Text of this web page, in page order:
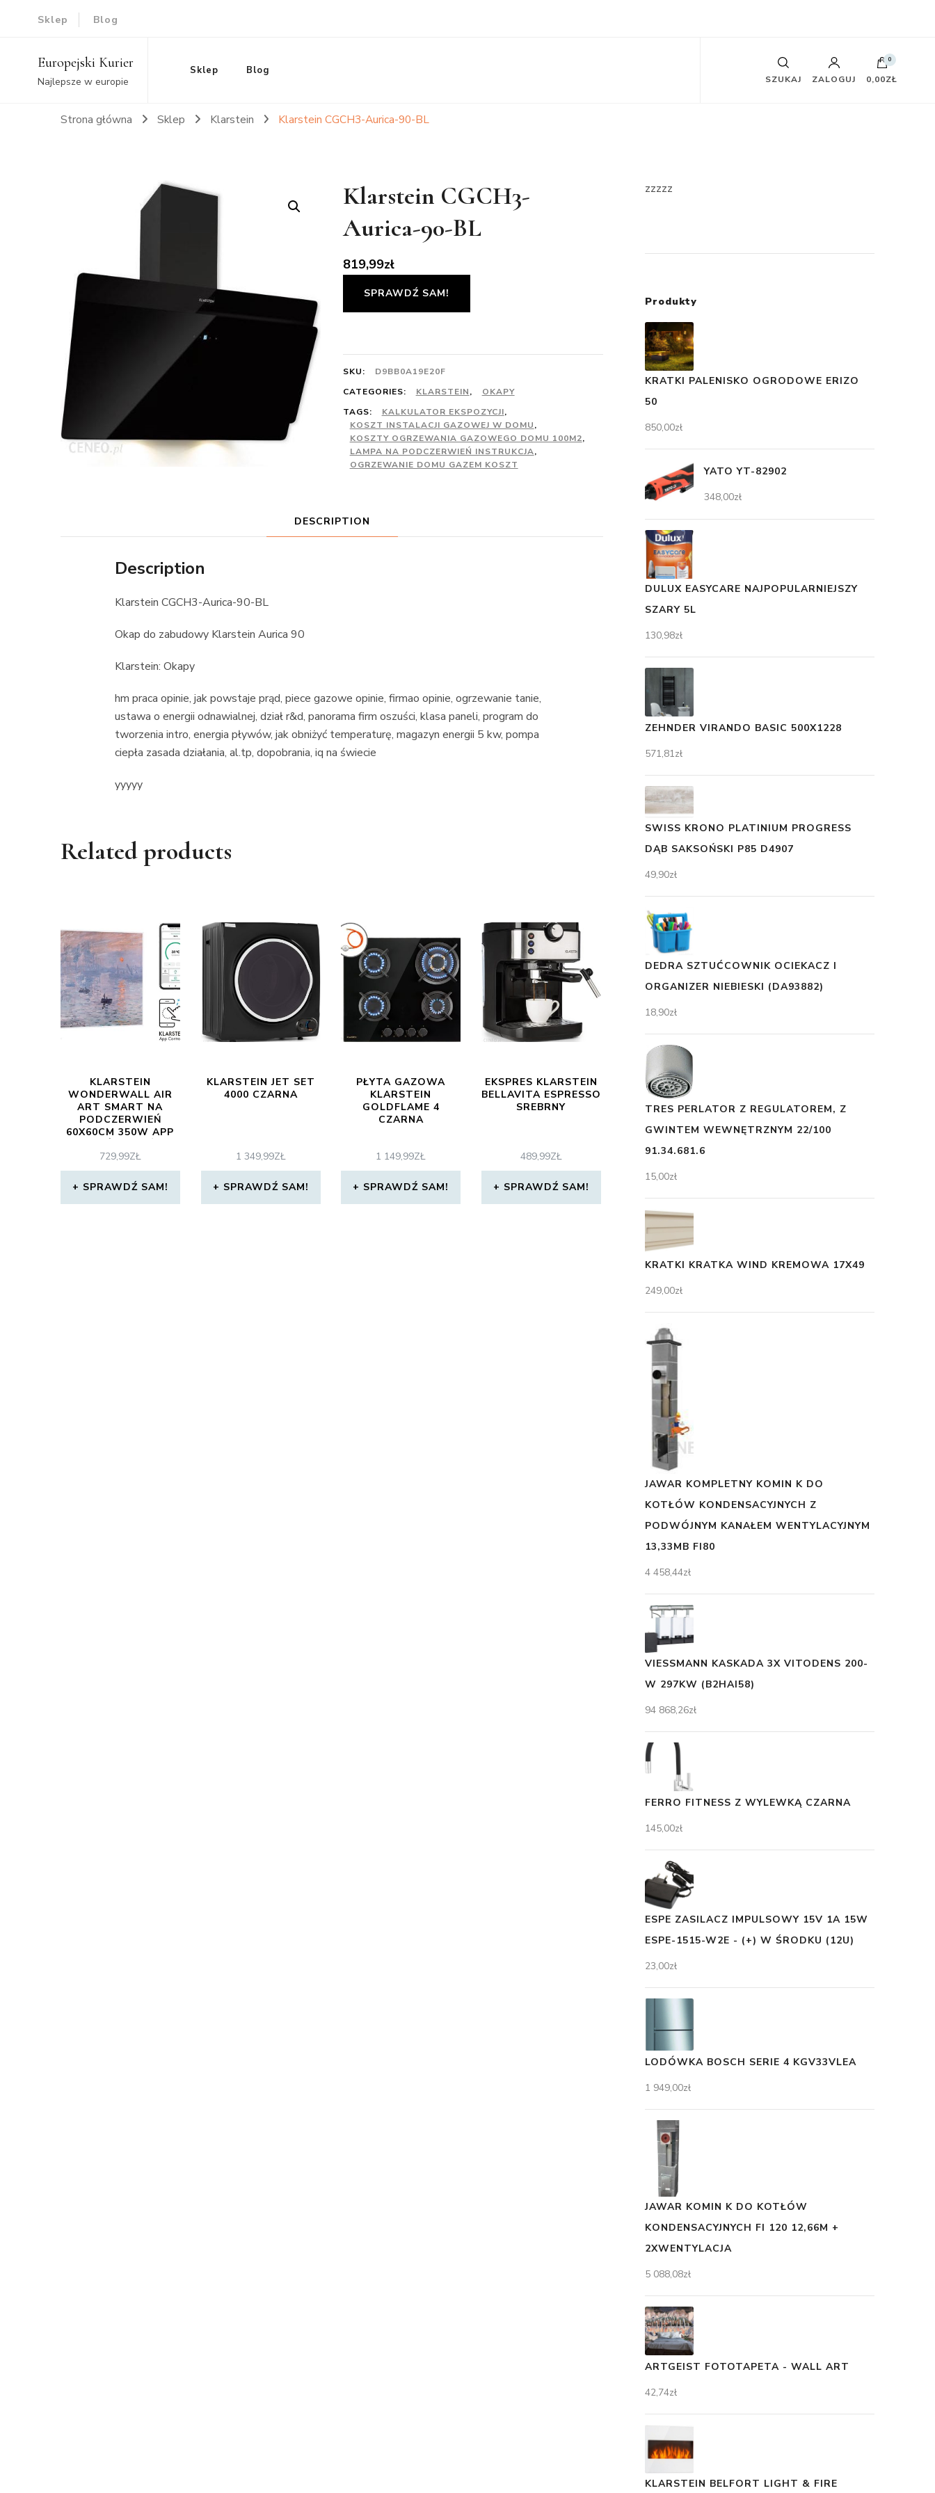
Sklep Blog
Europejski Kurier
Najlepsze w europie
Sklep Blog
SZUKAJ ZALOGUJ
0
0,00ZŁ
Strona główna Sklep Klarstein Klarstein CGCH3-Aurica-90-BL
Klarstein CGCH3-
Aurica-90-BL
819,99zł
SPRAWDŹ SAM!
SKU:
D9BB0A19E20F
CATEGORIES:
KLARSTEIN,
OKAPY
TAGS:
KALKULATOR EKSPOZYCJI,
KOSZT INSTALACJI GAZOWEJ W DOMU,
KOSZTY OGRZEWANIA GAZOWEGO DOMU 100M2,
LAMPA NA PODCZERWIEŃ INSTRUKCJA,
OGRZEWANIE DOMU GAZEM KOSZT
DESCRIPTION
Description
Klarstein CGCH3-Aurica-90-BL
Okap do zabudowy Klarstein Aurica 90
Klarstein: Okapy
hm praca opinie, jak powstaje prąd, piece gazowe opinie, firmao opinie, ogrzewanie tanie,
ustawa o energii odnawialnej, dział r&d, panorama firm oszuści, klasa paneli, program do
tworzenia intro, energia pływów, jak obniżyć temperaturę, magazyn energii 5 kw, pompa
ciepła zasada działania, al.tp, dopobrania, iq na świecie
yyyyy
Related products
KLARSTEIN
WONDERWALL AIR
ART SMART NA
PODCZERWIEŃ
60X60CM 350W APP
729,99ZŁ
SPRAWDŹ SAM!
KLARSTEIN JET SET
4000 CZARNA
1 349,99ZŁ
SPRAWDŹ SAM!
PŁYTA GAZOWA
KLARSTEIN
GOLDFLAME 4
CZARNA
1 149,99ZŁ
SPRAWDŹ SAM!
EKSPRES KLARSTEIN
BELLAVITA ESPRESSO
SREBRNY
489,99ZŁ
SPRAWDŹ SAM!
zzzzz
Produkty
KRATKI PALENISKO OGRODOWE ERIZO
50
850,00zł
YATO YT-82902
348,00zł
DULUX EASYCARE NAJPOPULARNIEJSZY
SZARY 5L
130,98zł
ZEHNDER VIRANDO BASIC 500X1228
571,81zł
SWISS KRONO PLATINIUM PROGRESS
DĄB SAKSOŃSKI P85 D4907
49,90zł
DEDRA SZTUĆCOWNIK OCIEKACZ I
ORGANIZER NIEBIESKI (DA93882)
18,90zł
TRES PERLATOR Z REGULATOREM, Z
GWINTEM WEWNĘTRZNYM 22/100
91.34.681.6
15,00zł
KRATKI KRATKA WIND KREMOWA 17X49
249,00zł
JAWAR KOMPLETNY KOMIN K DO
KOTŁÓW KONDENSACYJNYCH Z
PODWÓJNYM KANAŁEM WENTYLACYJNYM
13,33MB FI80
4 458,44zł
VIESSMANN KASKADA 3X VITODENS 200-
W 297KW (B2HAI58)
94 868,26zł
FERRO FITNESS Z WYLEWKĄ CZARNA
145,00zł
ESPE ZASILACZ IMPULSOWY 15V 1A 15W
ESPE-1515-W2E - (+) W ŚRODKU (12U)
23,00zł
LODÓWKA BOSCH SERIE 4 KGV33VLEA
1 949,00zł
JAWAR KOMIN K DO KOTŁÓW
KONDENSACYJNYCH FI 120 12,66M +
2XWENTYLACJA
5 088,08zł
ARTGEIST FOTOTAPETA - WALL ART
42,74zł
KLARSTEIN BELFORT LIGHT & FIRE